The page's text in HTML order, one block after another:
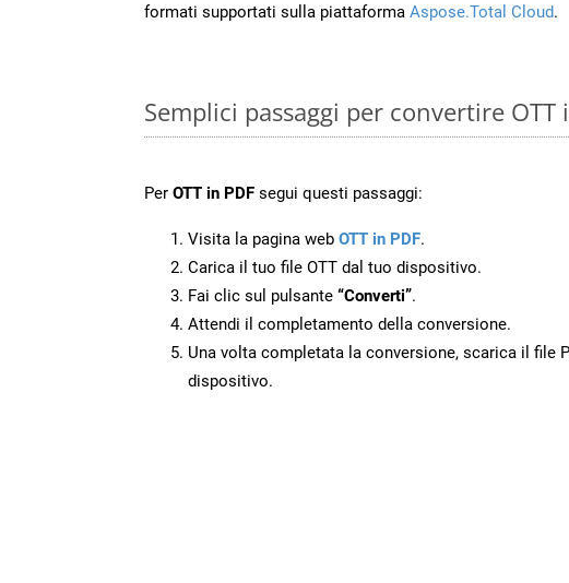
formati supportati sulla piattaforma Aspose.Total Cloud.
Semplici passaggi per convertire OTT
Per OTT in PDF segui questi passaggi:
Visita la pagina web OTT in PDF.
Carica il tuo file OTT dal tuo dispositivo.
Fai clic sul pulsante “Converti”.
Attendi il completamento della conversione.
Una volta completata la conversione, scarica il file
dispositivo.